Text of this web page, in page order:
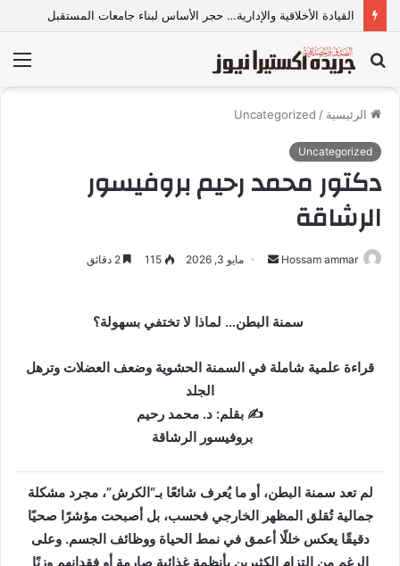
القيادة الأخلاقية والإدارية… حجر الأساس لبناء جامعات المستقبل
بحث
عن
الرئيسية /
Uncategorized
Uncategorized
دكتور محمد رحيم بروفيسور
الرشاقة
Hossam ammar
ل
ر
ل
ك
ت
ر
و
مايو 3, 2026 115
سمنة البطن… لماذا لا تختفي بسهولة؟
قراءة علمية شاملة في السمنة الحشوية وضعف العضلات وترهل
الجلد
✍️ بقلم: د. محمد رحيم
بروفيسور الرشاقة
لم تعد سمنة البطن، أو ما يُعرف شائعًا بـ“الكرش”، مجرد مشكلة
جمالية تُقلق المظهر الخارجي فحسب، بل أصبحت مؤشرًا صحيًا
دقيقًا يعكس خللًا أعمق في نمط الحياة ووظائف الجسم. وعلى
الرغم من التزام الكثيرين بأنظمة غذائية صارمة أو فقدانهم وزنًا